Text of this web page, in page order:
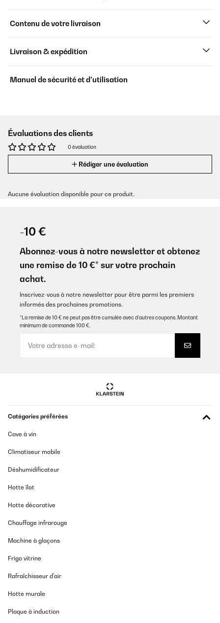
Contenu de votre livraison
Livraison & expédition
Manuel de sécurité et d’utilisation
Évaluations des clients
0 évaluation
Rédiger une évaluation
Aucune évaluation disponible pour ce produit.
-10 €
Abonnez-vous à notre newsletter et obtenez
une remise de 10 €* sur votre prochain
achat.
Inscrivez-vous à notre newsletter pour être parmi les premiers
informés des prochaines promotions.
*La remise de 10 € ne peut pas être cumulée avec d’autres coupons. Montant
minimum de commande 100 €.
Catégories préférées
Cave à vin
Climatiseur mobile
Déshumidificateur
Hotte îlot
Hotte décorative
Chauffage infrarouge
Machine à glaçons
Frigo vitrine
Rafraîchisseur d'air
Hotte murale
Plaque à induction